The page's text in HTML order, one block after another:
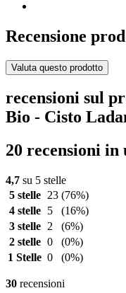
Recensione
Valuta questo prodotto
recensioni sul
Bio - Cisto
20 recensioni
4,7 su 5 stelle
5 stelle
23 (76%)
4 stelle
5
(16%)
3 stelle
2
(6%)
2 stelle 0
(0%)
1 Stelle 0 (0%)
30 recensioni